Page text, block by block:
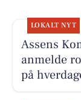
LOKALT NYT
Assens
anmelde
på